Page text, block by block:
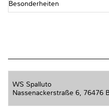
Besonderheiten
WS Spalluto
Nassenackerstraße 6, 76476